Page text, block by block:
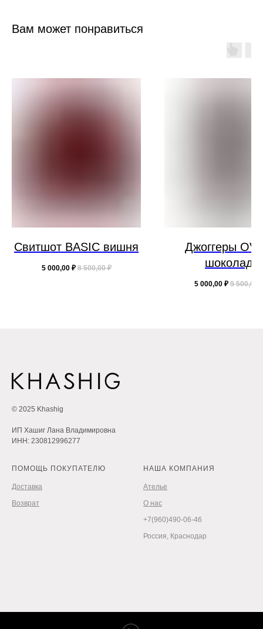
Вам может понравиться
Свитшот BASIC вишня
5 000,00 ₽ 8 500,00 ₽
Джоггеры
шоколад
5 000,00 ₽ 9 500,00
© 2025 Khashig
ИП Хашиг Лана Владимировна
ИНН: 230812996277
ПОМОЩЬ ПОКУПАТЕЛЮ
Доставка
Возврат
НАША КОМПАНИЯ
Ателье
О нас
+7(960)490-06-46
Россия, Краснодар